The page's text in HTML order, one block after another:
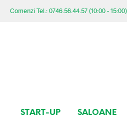
Comenzi Tel.: 0746.56.44.57 (10:00 - 15:00)
START-UP SALOANE